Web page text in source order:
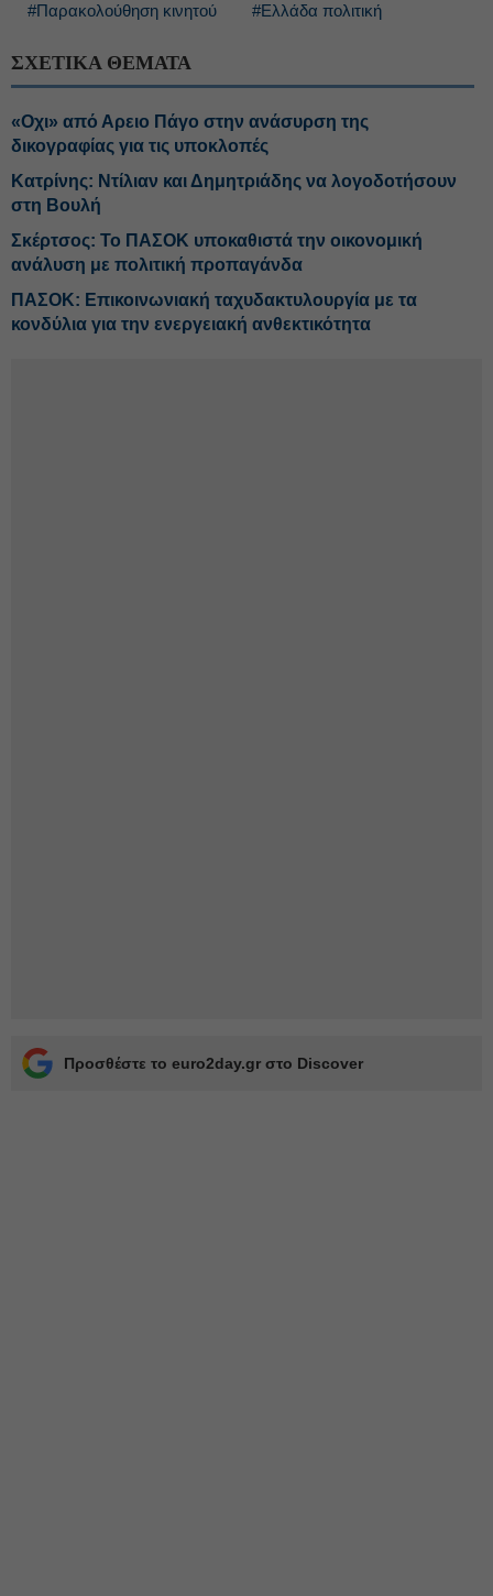
#Παρακολούθηση κινητού #Ελλάδα πολιτική
ΣΧΕΤΙΚΑ ΘΕΜΑΤΑ
«Οχι» από Αρειο Πάγο στην ανάσυρση της
δικογραφίας για τις υποκλοπές
Κατρίνης: Ντίλιαν και Δημητριάδης να λογοδοτήσουν
στη Βουλή
Σκέρτσος: Το ΠΑΣΟΚ υποκαθιστά την οικονομική
ανάλυση με πολιτική προπαγάνδα
ΠΑΣΟΚ: Επικοινωνιακή ταχυδακτυλουργία με τα
κονδύλια για την ενεργειακή ανθεκτικότητα
Προσθέστε το euro2day.gr στο Discover